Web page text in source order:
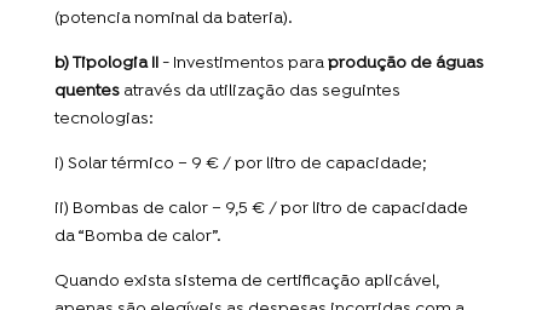
(potencia nominal da bateria).
b) Tipologia II- Investimentos paraprodução de águas
quentesatravés da utilização das seguintes
tecnologias:
i) Solar térmico – 9 € / por litro de capacidade;
ii) Bombas de calor – 9,5 € / por litro de capacidade
da “Bomba de calor”.
Quando exista sistema de certificação aplicável,